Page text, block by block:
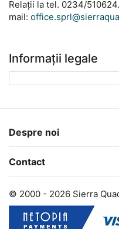
Relaţii la tel. 0234/
mail:
Informații legale
Despre noi
Contact
© 2000 - 2026 Sierra